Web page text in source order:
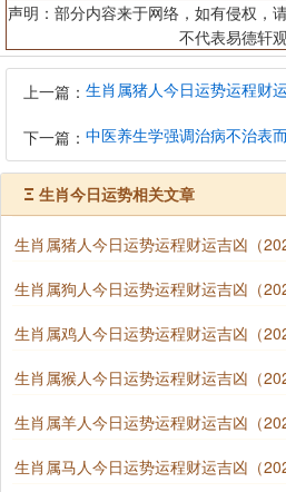
声明：部分内容来于网络，如有侵权，
不代表易德轩观
上一篇：
下一篇：
Ξ 生肖今日运势相关文章
生肖属猪人今日运势运程财运吉凶（
生肖属狗人今日运势运程财运吉凶（
生肖属鸡人今日运势运程财运吉凶（
生肖属猴人今日运势运程财运吉凶（
生肖属羊人今日运势运程财运吉凶（
生肖属马人今日运势运程财运吉凶（